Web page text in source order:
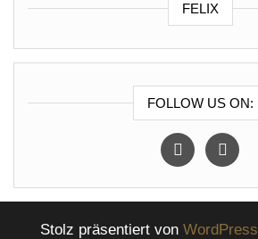
FELIX
FOLLOW US ON:
instagramfacebook
Stolz präsentiert von WordPress